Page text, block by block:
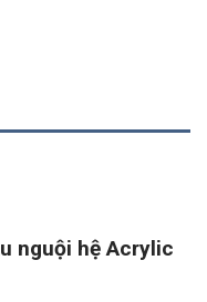
nguội hệ Acrylic